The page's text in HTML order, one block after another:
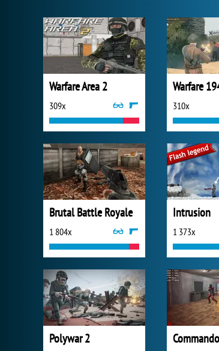
Warfare Area 2
309x 310x
Brutal Battle Royale
1 804x
Intrusion
1 373x
Polywar 2